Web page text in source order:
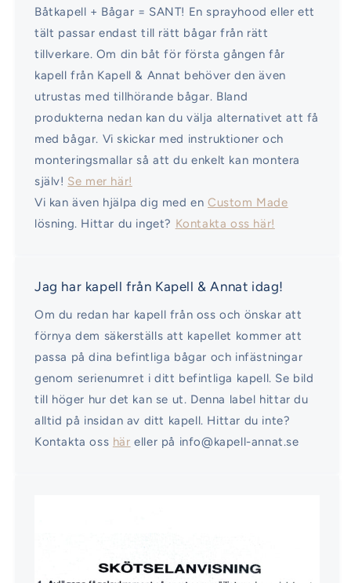
Båtkapell + Bågar = SANT! En sprayhood eller ett
tält passar endast till rätt bågar från rätt
tillverkare. Om din båt för första gången får
kapell från Kapell & Annat behöver den även
utrustas med tillhörande bågar. Bland
produkterna nedan kan du välja alternativet att få
med bågar. Vi skickar med instruktioner och
monteringsmallar så att du enkelt kan montera
själv! Se mer här!
Vi kan även hjälpa dig med enCustom Made
lösning. Hittar du inget? Kontakta oss här!
Jag har kapell från Kapell & Annat idag!
Om du redan har kapell från oss och önskar att
förnya dem säkerställs att kapellet kommer att
passa på dina befintliga bågar och infästningar
genom serienumret i ditt befintliga kapell. Se bild
till höger hur det kan se ut. Denna label hittar du
alltid på insidan av ditt kapell. Hittar du inte?
Kontakta oss här eller på info@kapell-annat.se